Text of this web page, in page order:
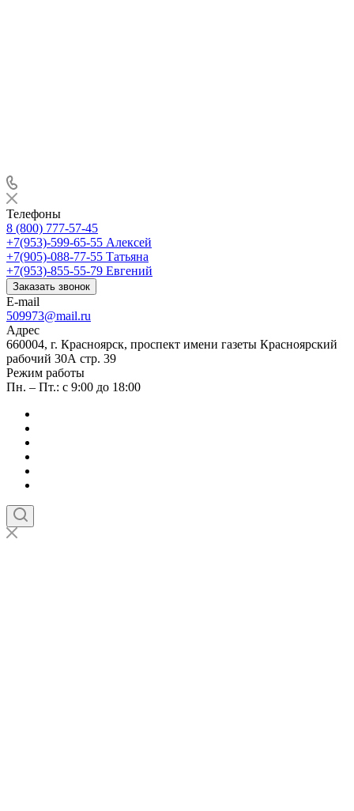
Телефоны
8 (800) 777-57-45
+7(953)-599-65-55 Алексей
+7(905)-088-77-55 Татьяна
+7(953)-855-55-79 Евгений
Заказать звонок
E-mail
509973@mail.ru
Адрес
660004, г. Красноярск, проспект имени газеты Красноярский
рабочий 30А стр. 39
Режим работы
Пн. – Пт.: с 9:00 до 18:00